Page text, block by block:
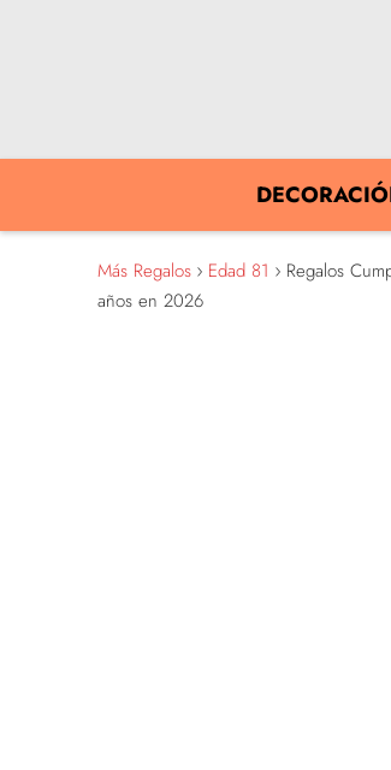
Más Regalos Edad 81
Regalos
años en 2026